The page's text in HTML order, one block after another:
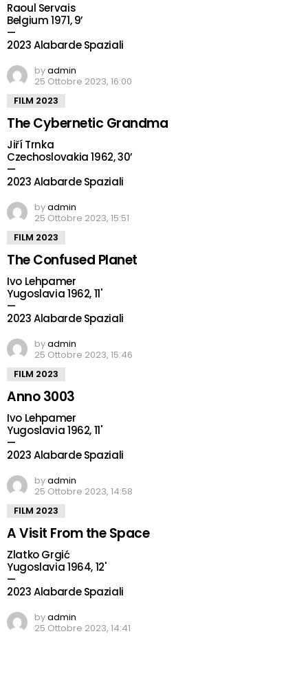
Raoul Servais
Belgium 1971, 9’
—
2023 Alabarde Spaziali
byadmin
25 Ottobre 2023, 16:00
FILM 2023
The Cybernetic Grandma
Jiří Trnka
Czechoslovakia 1962, 30’
—
2023 Alabarde Spaziali
byadmin
25 Ottobre 2023, 15:51
FILM 2023
The Confused Planet
Ivo Lehpamer
Yugoslavia 1962, 11'
—
2023 Alabarde Spaziali
byadmin
25 Ottobre 2023, 15:46
FILM 2023
Anno 3003
Ivo Lehpamer
Yugoslavia 1962, 11'
—
2023 Alabarde Spaziali
byadmin
25 Ottobre 2023, 14:58
FILM 2023
A Visit From the Space
Zlatko Grgić
Yugoslavia 1964, 12'
—
2023 Alabarde Spaziali
byadmin
25 Ottobre 2023, 14:41